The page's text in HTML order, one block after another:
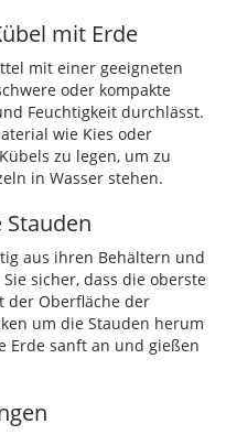
mit Erde
mit einer geeigneten
oder kompakte
Feuchtigkeit durchlässt.
wie Kies oder
zu legen, um zu
in Wasser stehen.
Stauden
aus ihren Behältern und
sicher, dass die oberste
der Oberfläche der
um die Stauden herum
Erde sanft an und gießen